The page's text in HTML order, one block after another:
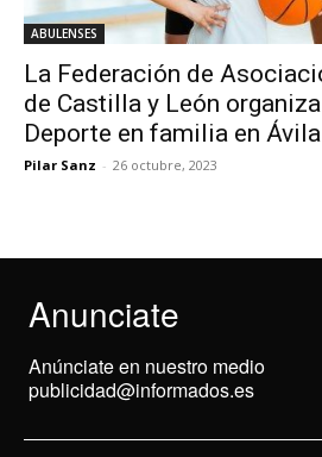
ABULENSES
La Federación de
de Castilla y León
Deporte en familia en Ávila
Pilar Sanz - 26 octubre, 2023
Anunciate
Anúnciate en nuestro medio
publicidad@informados.es